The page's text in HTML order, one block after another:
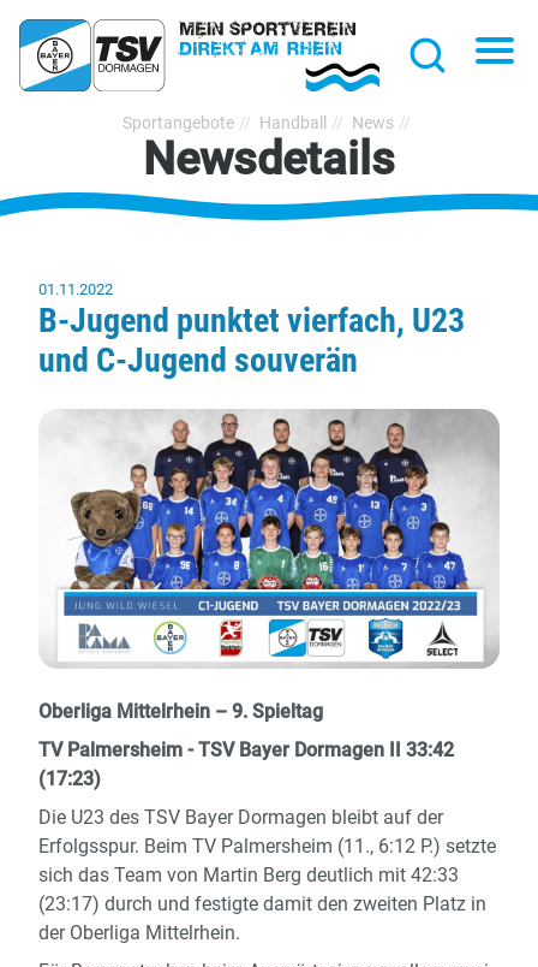
TSV
Bayer
Dormagen
1920
Sportangebote Handball News
Newsdetails
01.11.2022
B-Jugend punktet vierfach, U23
und C-Jugend souverän
Oberliga Mittelrhein – 9. Spieltag
TV Palmersheim - TSV Bayer Dormagen II 33:42
(17:23)
Die U23 des TSV Bayer Dormagen bleibt auf der
Erfolgsspur. Beim TV Palmersheim (11., 6:12 P.) setzte
sich das Team von Martin Berg deutlich mit 42:33
(23:17) durch und festigte damit den zweiten Platz in
der Oberliga Mittelrhein.